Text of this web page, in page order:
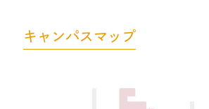
キャンパスマップ